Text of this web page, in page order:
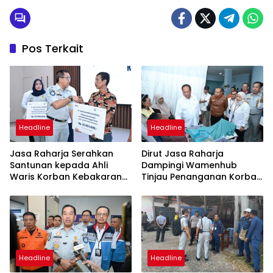
Pos Terkait
Headline
Jasa Raharja Serahkan
Santunan kepada Ahli
Waris Korban Kebakaran
Headline
Dirut Jasa Raharja
Dampingi Wamenhub
Tinjau Penanganan Korban
PHC Surabaya
Headline Headline